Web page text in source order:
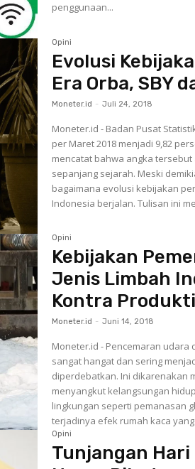
penggunaan...
Opini
Evolusi
Era Orba, SBY
Moneter.id - Juli 24, 2018
Moneter.id - Badan Pusat
per Maret 2018 menjadi 9,82
mencatat bahwa angka
sepanjang sejarah. Meski
bagaimana evolusi kebijakan
Indonesia berjalan.
Opini
Kebijakan
Jenis Limbah
Kontra
Moneter.id - Juni 14, 2018
Moneter.id - Pencemaran
sangat hangat dan sering
diperdebatkan. Ini dikarenakan
menyangkut kelangsungan hidup hayati
lingkungan seperti pemanasan
terjadinya efek rumah kaca
Opini
Tunjangan Hari